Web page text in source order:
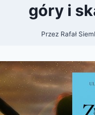
góry i
Przez Rafał